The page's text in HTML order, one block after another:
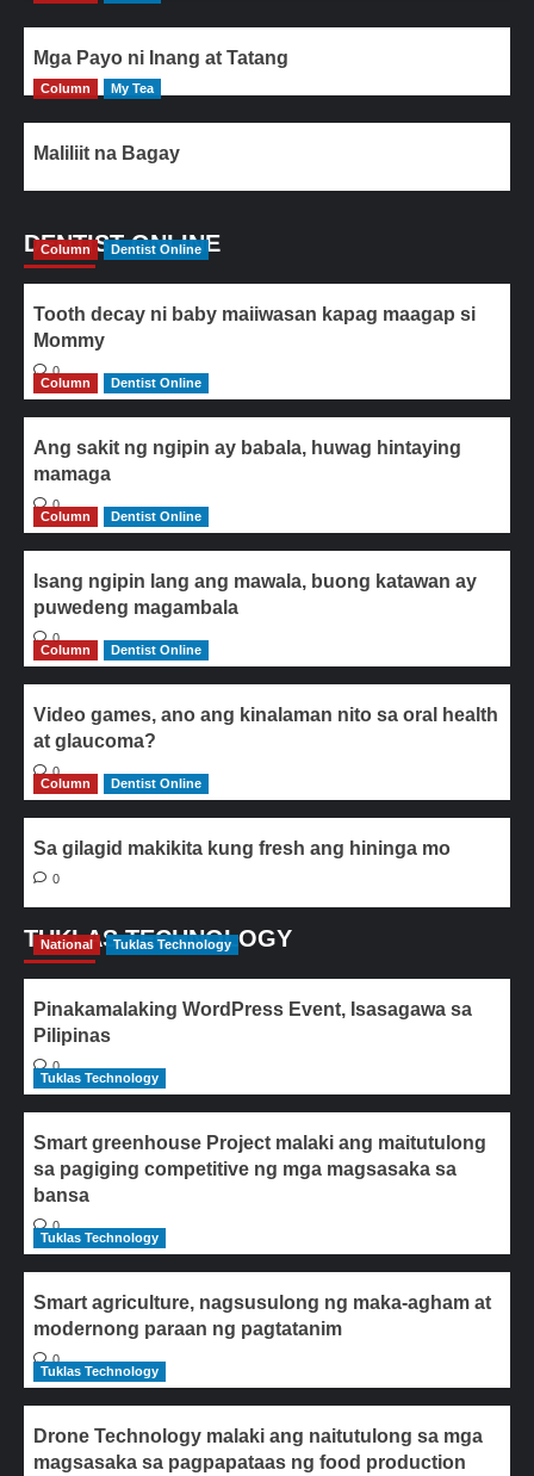
Mga Payo ni Inang at Tatang
Column My Tea
Maliliit na Bagay
DENTIST ONLINE
Column Dentist Online
Tooth decay ni baby maiiwasan kapag maagap si
Mommy
0
Column
Dentist Online
Ang sakit ng ngipin ay babala, huwag hintaying
mamaga
0
Column
Dentist Online
Isang ngipin lang ang mawala, buong katawan ay
puwedeng magambala
0
Column
Dentist Online
Video games, ano ang kinalaman nito sa oral health
at glaucoma?
0
Column
Dentist Online
Sa gilagid makikita kung fresh ang hininga mo
0
TUKLAS TECHNOLOGY
National Tuklas Technology
Pinakamalaking WordPress Event, Isasagawa sa
Pilipinas
0
Tuklas Technology
Smart greenhouse Project malaki ang maitutulong
sa pagiging competitive ng mga magsasaka sa
bansa
0
Tuklas Technology
Smart agriculture, nagsusulong ng maka-agham at
modernong paraan ng pagtatanim
0
Tuklas Technology
Drone Technology malaki ang naitutulong sa mga
magsasaka sa pagpapataas ng food production